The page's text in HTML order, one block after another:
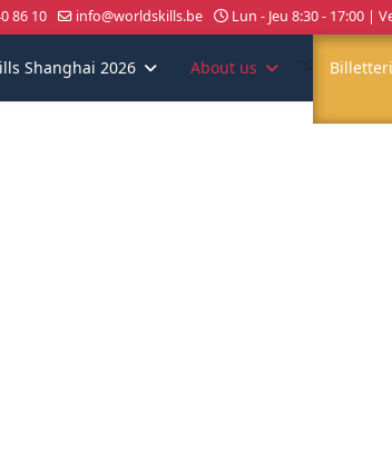
86 10 info@worldskills.be Lun - Jeu 8:30 - 17:00 |
Shanghai 2026 About us ">